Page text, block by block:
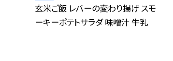
玄米ご飯 レバーの変わり揚げ スモ
ーキーポテトサラダ 味噌汁 牛乳